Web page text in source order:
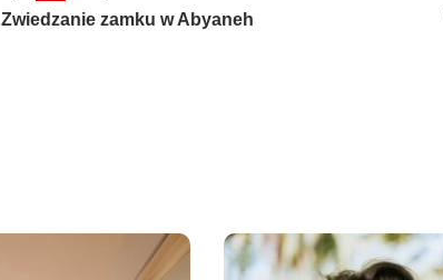
Zwiedzanie zamku w Abyaneh